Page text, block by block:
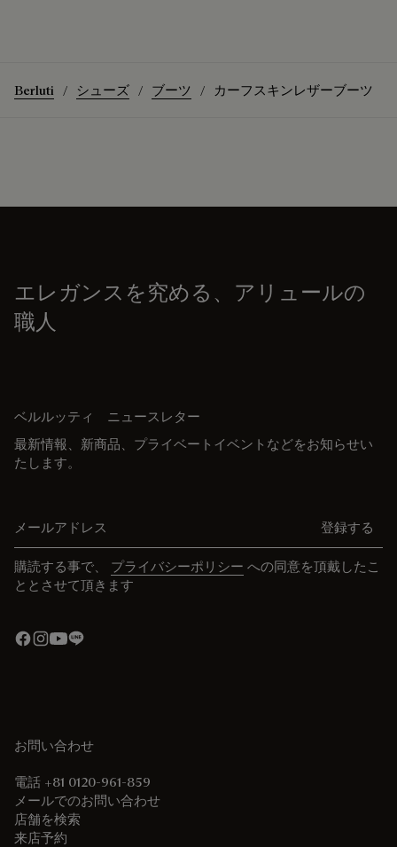
Berluti シューズ ブーツ カーフスキンレザーブーツ
エレガンスを究める、アリュールの
職人
ベルルッティ ニュースレター
最新情報、新商品、プライベートイベントなどをお知らせい
たします。
登録する
購読する事で、 プライバシーポリシー への同意を頂戴したこ
ととさせて頂きます
お問い合わせ
電話 +81 0120-961-859
メールでのお問い合わせ
店舗を検索
来店予約